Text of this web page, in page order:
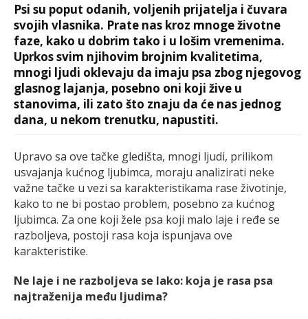
Psi su poput odanih, voljenih prijatelja i čuvara
svojih vlasnika. Prate nas kroz mnoge životne
faze, kako u dobrim tako i u lošim vremenima.
Uprkos svim njihovim brojnim kvalitetima,
mnogi ljudi oklevaju da imaju psa zbog njegovog
glasnog lajanja, posebno oni koji žive u
stanovima, ili zato što znaju da će nas jednog
dana, u nekom trenutku, napustiti.
Upravo sa ove tačke gledišta, mnogi ljudi, prilikom
usvajanja kućnog ljubimca, moraju analizirati neke
važne tačke u vezi sa karakteristikama rase životinje,
kako to ne bi postao problem, posebno za kućnog
ljubimca. Za one koji žele psa koji malo laje i ređe se
razboljeva, postoji rasa koja ispunjava ove
karakteristike.
Ne laje i ne razboljeva se lako: koja je rasa psa
najtraženija među ljudima?